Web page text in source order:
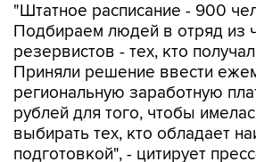
"Штатное расписание - 900
Подбираем людей в отряд из
резервистов - тех, кто
Приняли решение ввести
региональную заработную
рублей для того, чтобы
выбирать тех, кто обладает
подготовкой", - цитирует